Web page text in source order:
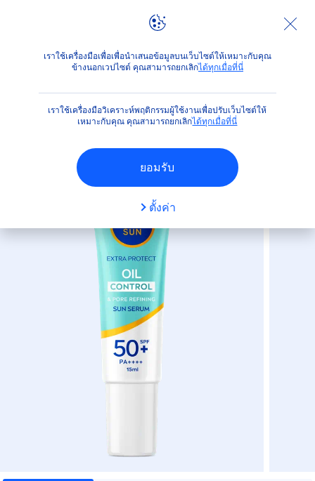
เราใช้เครื่องมือเพื่อเพื่อนำเสนอข้อมูลบนเว็บไซต์ให้เหมาะกับคุณ
ข้างนอกเวปไซต์ คุณสามารถยกเลิกได้ทุกเมื่อที่นี่
เราใช้เครื่องมือวิเคราะห์พฤติกรรมผู้ใช้งานเพื่อปรับเว็บไซต์ให้
เหมาะกับคุณ คุณสามารถยกเลิกได้ทุกเมื่อที่นี่
ยอมรับ
ตั้งค่า
ผลิตภัณฑ์ ปกป้องผิวจากแสงแดด ได้เวลาสนุกกับแสงแดด
(4)
นีเวีย ซัน ออยล์คอนโทรล แอนด์
พอร์รีไฟน์นิ่ง เซรั่ม